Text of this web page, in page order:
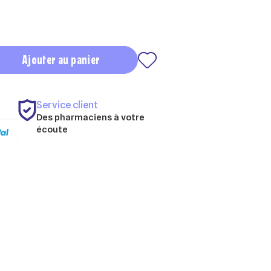
Ajouter au panier
Service client
Des pharmaciens à votre
écoute